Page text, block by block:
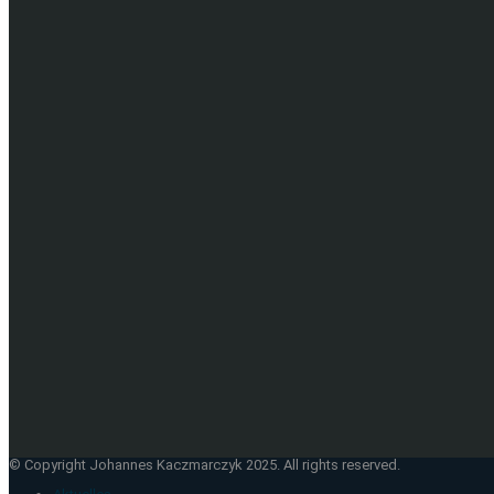
© Copyright Johannes Kaczmarczyk 2025. All rights reserved.